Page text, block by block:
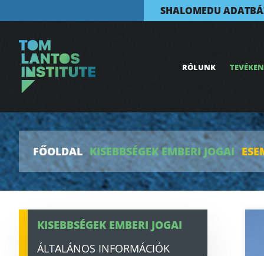
SHALOMEDU
RÓLUNK
FŐOLDAL KISEBBSÉGEK EMBERI JOGAI
KISEBBSÉGEK EMBERI JOGAI
ÁLTALÁNOS INFORMÁCIÓK